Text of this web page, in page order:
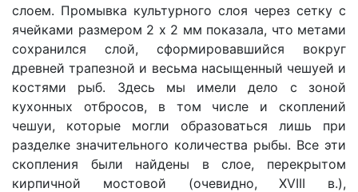
слоем. Промывка культурного слоя через сетку с
ячейками размером 2 х 2 мм показала, что метами
сохранился слой, сформировавшийся вокруг
древней трапезной и весьма насыщенный чешуей и
костями рыб. Здесь мы имели дело с зоной
кухонных отбросов, в том числе и скоплений
чешуи, которые могли образоваться лишь при
разделке значительного количества рыбы. Все эти
скопления были найдены в слое, перекрытом
кирпичной мостовой (очевидно, XVIII в.),